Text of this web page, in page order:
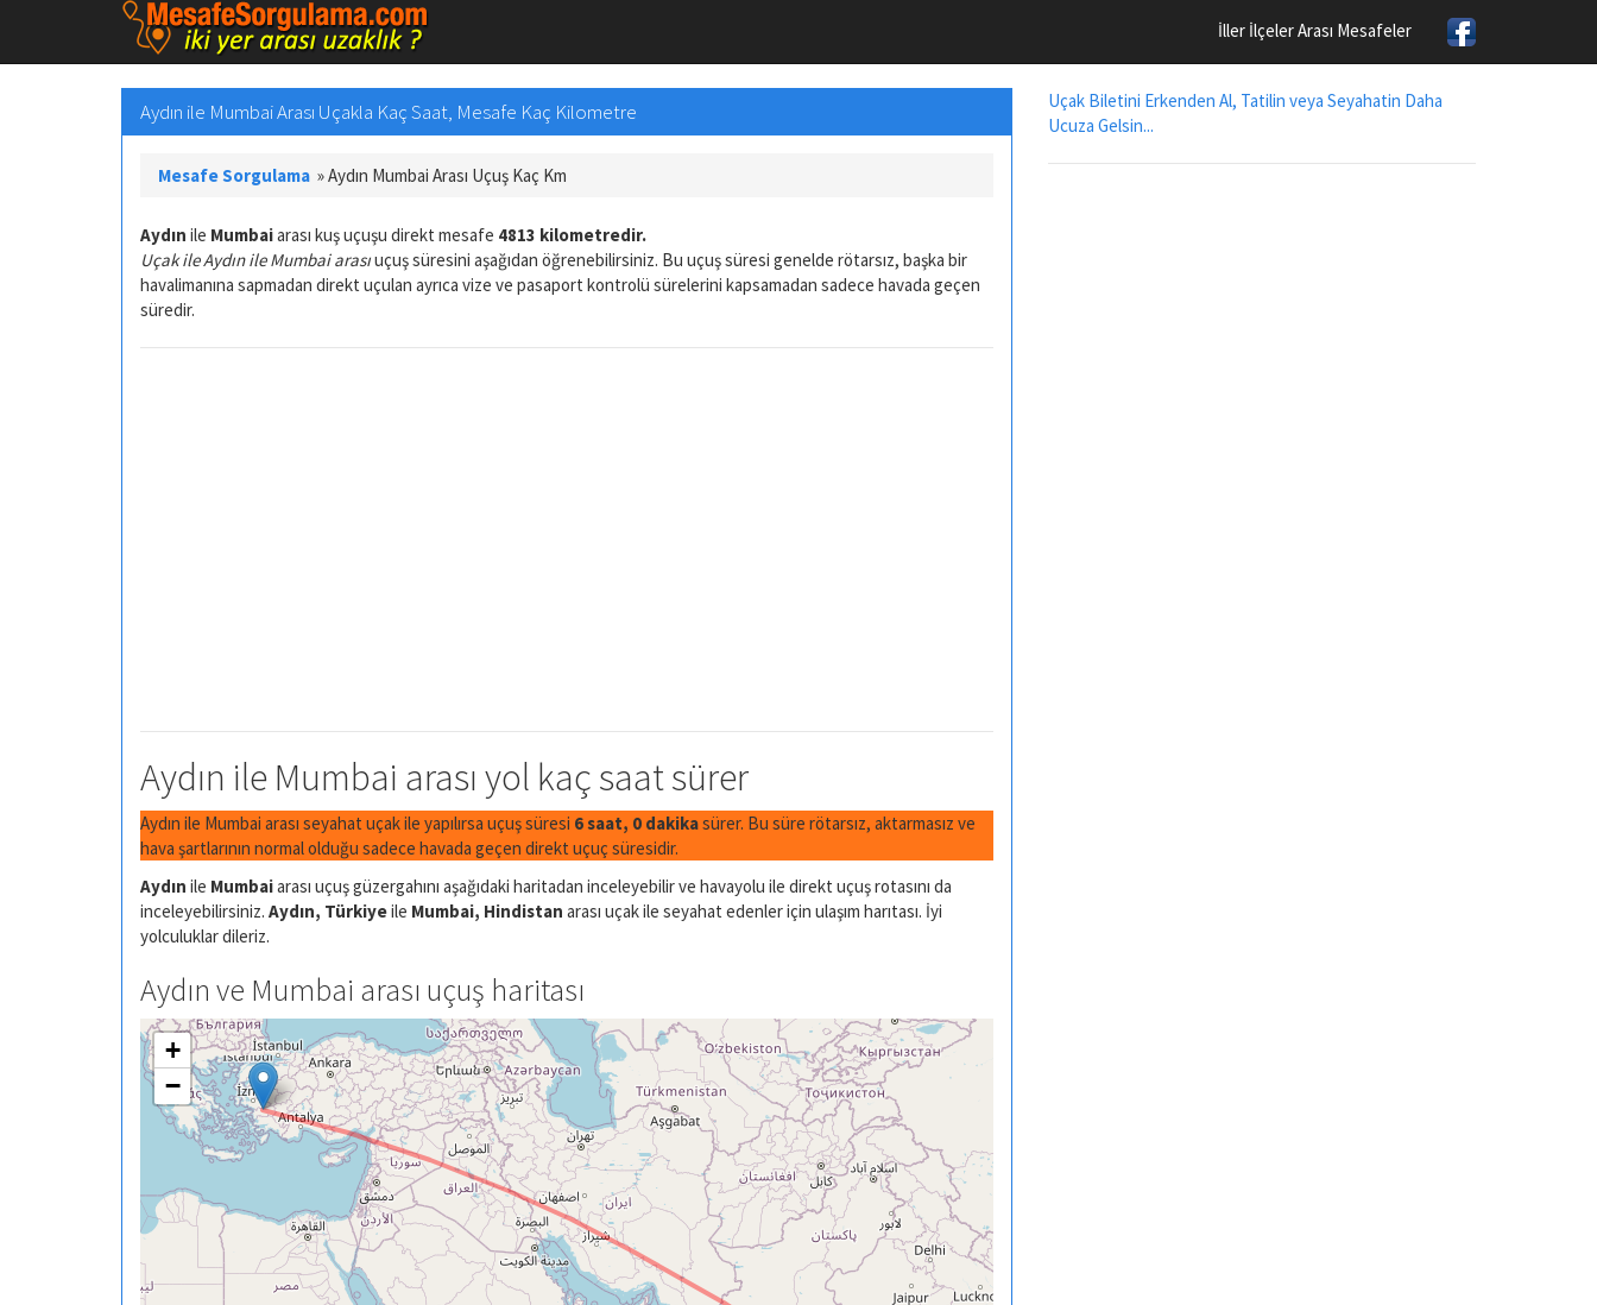
İller İlçeler Arası Mesafeler
Aydın ile Mumbai Arası Uçakla Kaç Saat, Mesafe Kaç Kilometre
Mesafe Sorgulama »Aydın Mumbai Arası Uçuş Kaç Km
Aydın ile Mumbaiarası kuş uçuşu direkt mesafe 4813 kilometredir.
Uçak ile Aydın ile Mumbai arasıuçuş süresini aşağıdan öğrenebilirsiniz. Bu uçuş süresi genelde rötarsız, başka bir
havalimanına sapmadan direkt uçulan ayrıca vize ve pasaport kontrolü sürelerini kapsamadan sadece havada geçen
süredir.
Aydın ile Mumbai arası yol kaç saat sürer
Aydın ile Mumbai arası seyahat uçak ile yapılırsa uçuş süresi 6 saat, 0 dakikasürer. Bu süre rötarsız, aktarmasız ve
hava şartlarının normal olduğu sadece havada geçen direkt uçuç süresidir.
Aydın ile Mumbaiarası uçuş güzergahını aşağıdaki haritadan inceleyebilir ve havayolu ile direkt uçuş rotasını da
inceleyebilirsiniz. Aydın, Türkiyeile Mumbai, Hindistan arası uçak ile seyahat edenler için ulaşım harıtası. İyi
yolculuklar dileriz.
Aydın ve Mumbai arası uçuş haritası
+
−
Uçak Biletini Erkenden Al, Tatilin veya Seyahatin Daha
Ucuza Gelsin...